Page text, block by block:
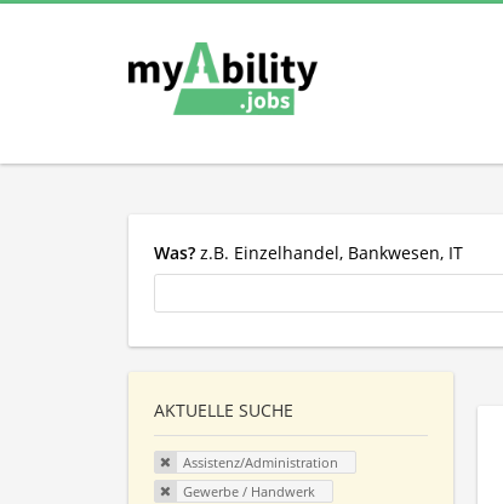
Was? z.B. Einzelhandel, Bankwesen, IT
AKTUELLE SUCHE
Assistenz/Administration
Gewerbe / Handwerk